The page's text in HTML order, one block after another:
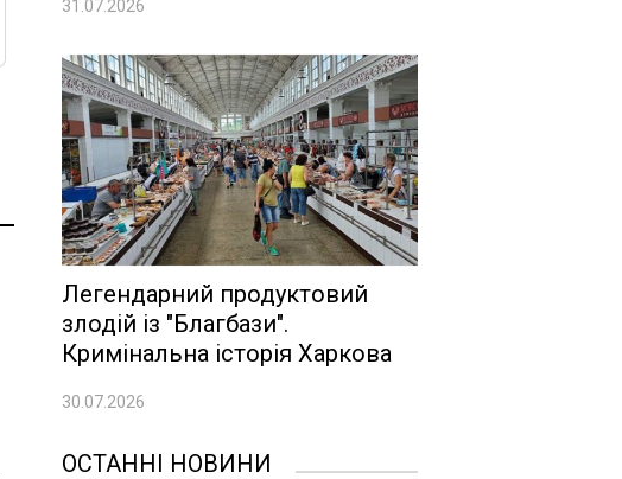
31.07.2026
Легендарний продуктовий
злодій із "Благбази".
Кримінальна історія Харкова
30.07.2026
ОСТАННІ НОВИНИ